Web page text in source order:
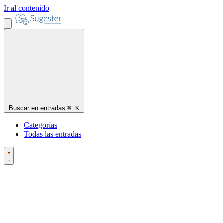
Ir al contenido
Buscar en entradas ⌘ K
Categorías
Todas las entradas